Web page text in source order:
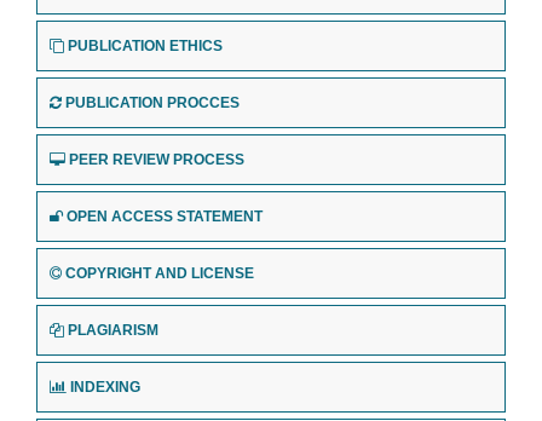
PUBLICATION ETHICS
PUBLICATION PROCCES
PEER REVIEW PROCESS
OPEN ACCESS STATEMENT
COPYRIGHT AND LICENSE
PLAGIARISM
INDEXING